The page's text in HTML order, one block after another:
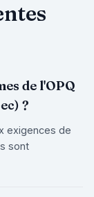
de l'OPQ
?
exigences de
sont